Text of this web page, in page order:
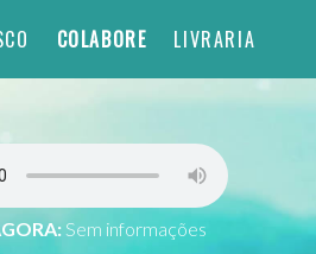
COLABORE LIVRARIA
Sem informações